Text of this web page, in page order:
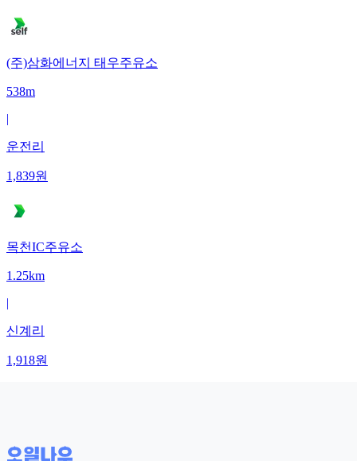
(주)삼화에너지 태우주유소
538m
|
운전리
1,839원
목천IC주유소
1.25km
|
신계리
1,918원